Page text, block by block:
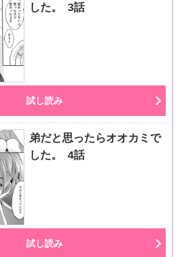
した。 3話
試し読み
弟だと思ったらオオカミで
した。 4話
試し読み